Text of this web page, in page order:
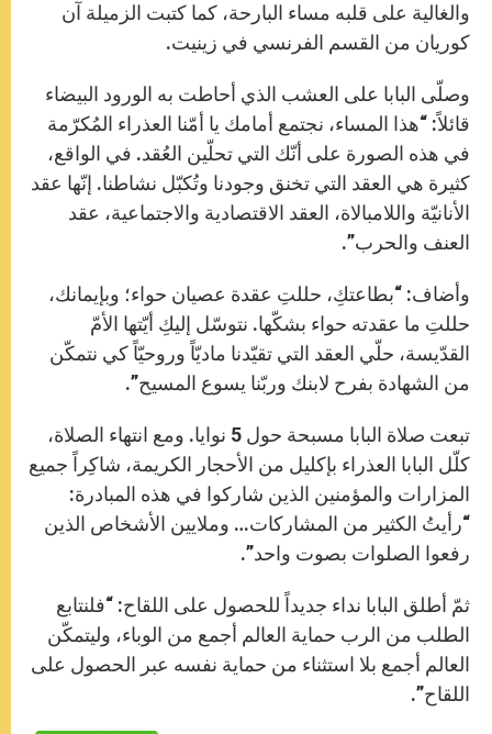
والغالية على قلبه مساء البارحة، كما كتبت الزميلة آن
كوريان من القسم الفرنسي في زينيت.
وصلّى البابا على العشب الذي أحاطت به الورود البيضاء
قائلاً: “هذا المساء، نجتمع أمامك يا أمّنا العذراء المُكرّمة
في هذه الصورة على أنّك التي تحلّين العُقد. في الواقع،
كثيرة هي العقد التي تخنق وجودنا وتُكبّل نشاطنا. إنّها عقد
الأنانيّة واللامبالاة، العقد الاقتصادية والاجتماعية، عقد
العنف والحرب”.
وأضاف: “بطاعتكِ، حللتِ عقدة عصيان حواء؛ وبإيمانك،
حللتِ ما عقدته حواء بشكّها. نتوسّل إليكِ أيّتها الأمّ
القدّيسة، حلّي العقد التي تقيّدنا ماديّاً وروحيّاً كي نتمكّن
من الشهادة بفرح لابنك وربّنا يسوع المسيح”.
تبعت صلاة البابا مسبحة حول 5 نوايا. ومع انتهاء الصلاة،
كلّل البابا العذراء بإكليل من الأحجار الكريمة، شاكِراً جميع
المزارات والمؤمنين الذين شاركوا في هذه المبادرة:
“رأيتُ الكثير من المشاركات… وملايين الأشخاص الذين
رفعوا الصلوات بصوت واحد”.
ثمّ أطلق البابا نداء جديداً للحصول على اللقاح: “فلنتابع
الطلب من الرب حماية العالم أجمع من الوباء، وليتمكّن
العالم أجمع بلا استثناء من حماية نفسه عبر الحصول على
اللقاح”.